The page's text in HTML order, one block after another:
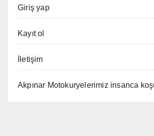
Giriş yap
Kayıt ol
İletişim
Akpınar Motokuryelerimiz insanca